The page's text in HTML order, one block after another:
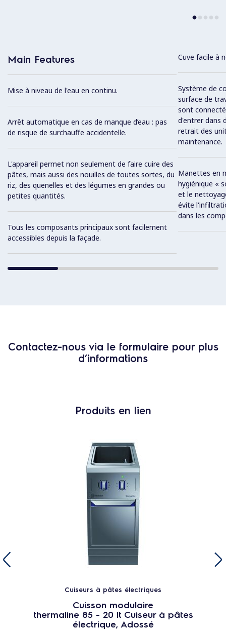
Main Features
Mise à niveau de l'eau en continu.
Arrêt automatique en cas de manque d’eau : pas
de risque de surchauffe accidentelle.
L'appareil permet non seulement de faire cuire des
pâtes, mais aussi des nouilles de toutes sortes, du
riz, des quenelles et des légumes en grandes ou
petites quantités.
Tous les composants principaux sont facilement
accessibles depuis la façade.
Cuve facile à
Système de
surface de
sont
d'entrer dans
retrait des
maintenance.
Manettes en
hygiénique «
et le
évite
dans les
Contactez-nous via le formulaire pour plus
d’informations
Produits en lien
Cuiseurs à pâtes électriques
Cuisson modulaire
thermaline 85 - 20 lt Cuiseur à pâtes
électrique, Adossé